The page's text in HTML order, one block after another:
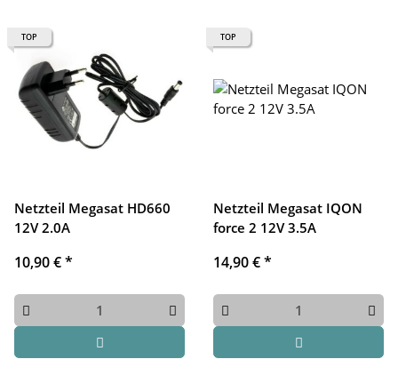
TOP
Netzteil Megasat HD660
12V 2.0A
10,90 €*
TOP
Netzteil Megasat IQON
force 2 12V 3.5A
14,90 €*